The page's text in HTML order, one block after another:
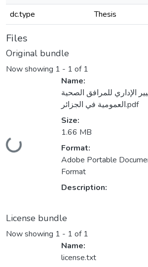
dc.type
Thesis
Files
Original bundle
Now showing 1 - 1 of 1
Loading...
Name:
الإداري للمرافق الصحية
العمومية في الجزائر.pdf
Size:
1.66 MB
Format:
Adobe Portable
Format
Description:
License bundle
Now showing 1 - 1 of 1
Name:
license.txt